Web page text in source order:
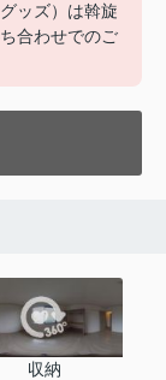
ッズ）は斡旋
合わせでのご
収納